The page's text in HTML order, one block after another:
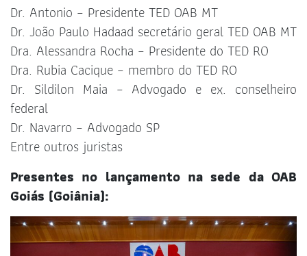
Dr. Antonio – Presidente TED OAB MT
Dr. João Paulo Hadaad secretário geral TED OAB MT
Dra. Alessandra Rocha – Presidente do TED RO
Dra. Rubia Cacique – membro do TED RO
Dr. Sildilon Maia – Advogado e ex. conselheiro
federal
Dr. Navarro – Advogado SP
Entre outros juristas
Presentes no lançamento na sede da OAB
Goiás (Goiânia):